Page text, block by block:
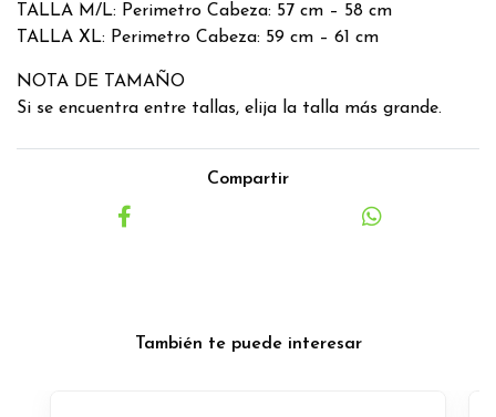
TALLA M/L: Perimetro Cabeza: 57 cm – 58 cm
TALLA XL: Perimetro Cabeza: 59 cm – 61 cm
NOTA DE TAMAÑO
Si se encuentra entre tallas, elija la talla más grande.
Compartir
También te puede interesar